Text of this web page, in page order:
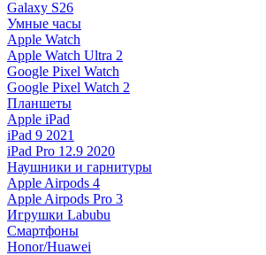
Galaxy S26
Умные часы
Apple Watch
Apple Watch Ultra 2
Google Pixel Watch
Google Pixel Watch 2
Планшеты
Apple iPad
iPad 9 2021
iPad Pro 12.9 2020
Наушники и гарнитуры
Apple Airpods 4
Apple Airpods Pro 3
Игрушки Labubu
Смартфоны
Honor/Huawei